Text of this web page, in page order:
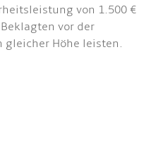
von 1.500 €
vor der
Höhe leisten.